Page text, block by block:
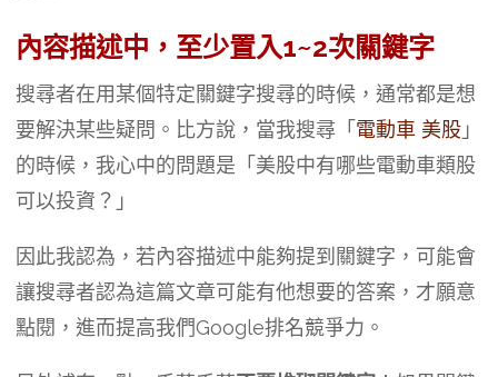
內容描述中，至少置入1~2次關鍵字
搜尋者在用某個特定關鍵字搜尋的時候，通常都是想
要解決某些疑問。比方說，當我搜尋「 電動車 美股」
的時候，我心中的問題是「美股中有哪些電動車類股
可以投資？」
因此我認為，若內容描述中能夠提到關鍵字，可能會
讓搜尋者認為這篇文章可能有他想要的答案，才願意
點閱，進而提高我們Google排名競爭力。